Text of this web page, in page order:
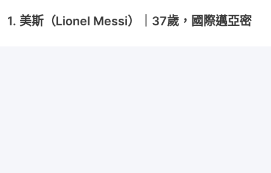
1. 美斯（Lionel Messi）｜37歲，國際邁亞密